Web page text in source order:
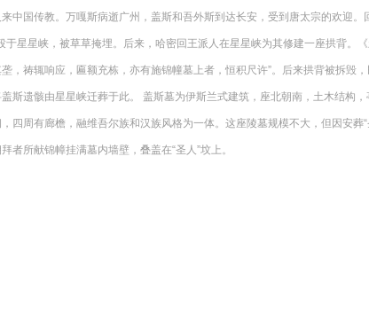
中国传教。万嘎斯病逝广州，盖斯和吾外斯到达长安，受到唐太宗的欢迎
于星星峡，被草草掩埋。后来，哈密回王派人在星星峡为其修建一座拱背。
，祷辄响应，匾额充栋，亦有施锦幢墓上者，恒积尺许”。后来拱背被拆毁
斯遗骸由星星峡迁葬于此。 盖斯墓为伊斯兰式建筑，座北朝南，土木结构
四周有廊檐，融维吾尔族和汉族风格为一体。这座陵墓规模不大，但因安葬
者所献锦幛挂满墓内墙壁，叠盖在“圣人”坟上。